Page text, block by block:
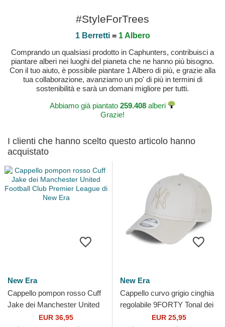
#StyleForTrees
1 Berretti= 1 Albero
Comprando un qualsiasi prodotto in Caphunters, contribuisci a
piantare alberi nei luoghi del pianeta che ne hanno più bisogno.
Con il tuo aiuto, è possibile piantare 1 Albero di più, e grazie alla
tua collaborazione, avanziamo un po' di più in termini di
sostenibilità e sarà un domani migliore per tutti.
Abbiamo già piantato 259.408 alberi
Grazie!
I clienti che hanno scelto questo articolo hanno
acquistato
New Era
Cappello pompon rosso Cuff
Jake dei Manchester United
Football Club Premier League
EUR 36,95
New Era
Cappello curvo grigio cinghia
regolabile 9FORTY Tonal dei
New York Yankees MLB di
EUR 25,95